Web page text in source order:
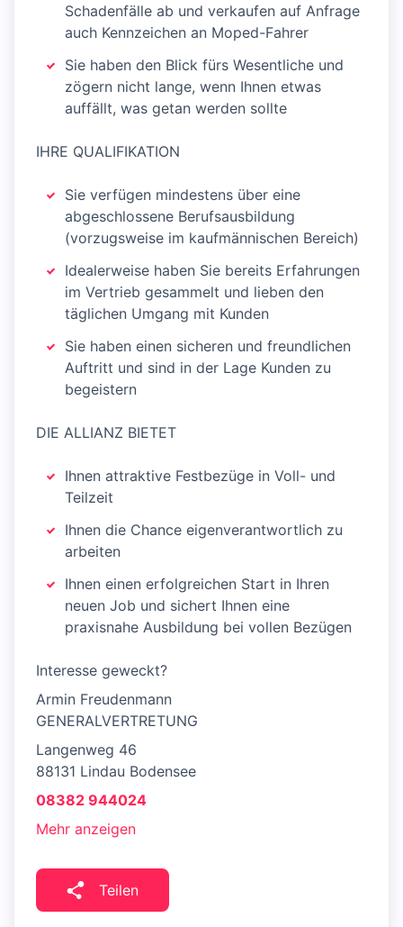
Schadenfälle ab und verkaufen auf Anfrage
auch Kennzeichen an Moped-Fahrer
Sie haben den Blick fürs Wesentliche und
zögern nicht lange, wenn Ihnen etwas
auffällt, was getan werden sollte
IHRE QUALIFIKATION
Sie verfügen mindestens über eine
abgeschlossene Berufsausbildung
(vorzugsweise im kaufmännischen Bereich)
Idealerweise haben Sie bereits Erfahrungen
im Vertrieb gesammelt und lieben den
täglichen Umgang mit Kunden
Sie haben einen sicheren und freundlichen
Auftritt und sind in der Lage Kunden zu
begeistern
DIE ALLIANZ BIETET
Ihnen attraktive Festbezüge in Voll- und
Teilzeit
Ihnen die Chance eigenverantwortlich zu
arbeiten
Ihnen einen erfolgreichen Start in Ihren
neuen Job und sichert Ihnen eine
praxisnahe Ausbildung bei vollen Bezügen
Interesse geweckt?
Armin Freudenmann
GENERALVERTRETUNG
Langenweg 46
88131 Lindau Bodensee
08382 944024
Mehr anzeigen
Teilen